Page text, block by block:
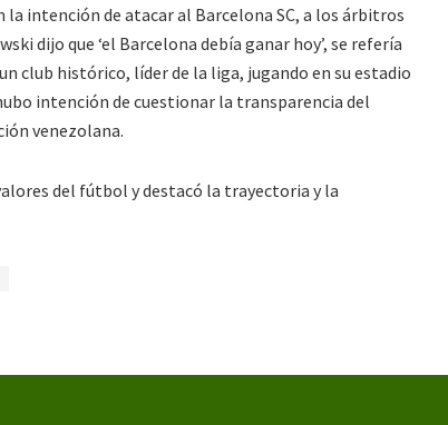
intención de atacar al Barcelona SC, a los árbitros
dijo que ‘el Barcelona debía ganar hoy’, se refería
club histórico, líder de la liga, jugando en su estadio
intención de cuestionar la transparencia del
venezolana.
del fútbol y destacó la trayectoria y la